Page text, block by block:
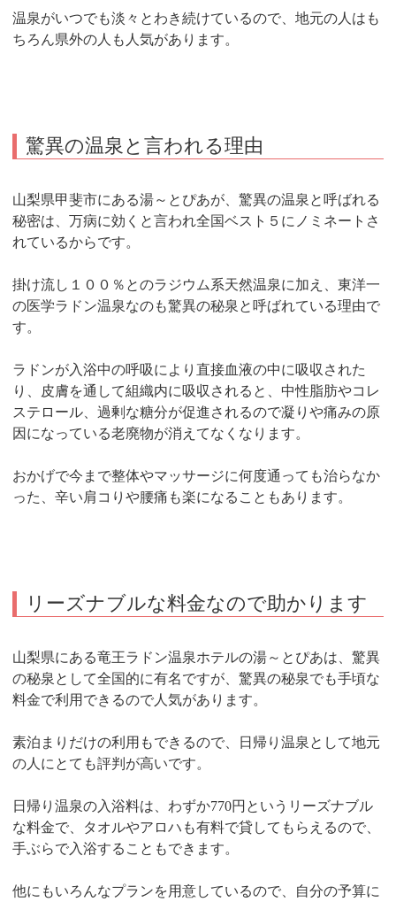
温泉がいつでも淡々とわき続けているので、地元の人はも
ちろん県外の人も人気があります。
驚異の温泉と言われる理由
山梨県甲斐市にある湯～とぴあが、驚異の温泉と呼ばれる
秘密は、万病に効くと言われ全国ベスト５にノミネートさ
れているからです。
掛け流し１００％とのラジウム系天然温泉に加え、東洋一
の医学ラドン温泉なのも驚異の秘泉と呼ばれている理由で
す。
ラドンが入浴中の呼吸により直接血液の中に吸収された
り、皮膚を通して組織内に吸収されると、中性脂肪やコレ
ステロール、過剰な糖分が促進されるので凝りや痛みの原
因になっている老廃物が消えてなくなります。
おかげで今まで整体やマッサージに何度通っても治らなか
った、辛い肩コりや腰痛も楽になることもあります。
リーズナブルな料金なので助かります
山梨県にある竜王ラドン温泉ホテルの湯～とぴあは、驚異
の秘泉として全国的に有名ですが、驚異の秘泉でも手頃な
料金で利用できるので人気があります。
素泊まりだけの利用もできるので、日帰り温泉として地元
の人にとても評判が高いです。
日帰り温泉の入浴料は、わずか770円というリーズナブル
な料金で、タオルやアロハも有料で貸してもらえるので、
手ぶらで入浴することもできます。
他にもいろんなプランを用意しているので、自分の予算に